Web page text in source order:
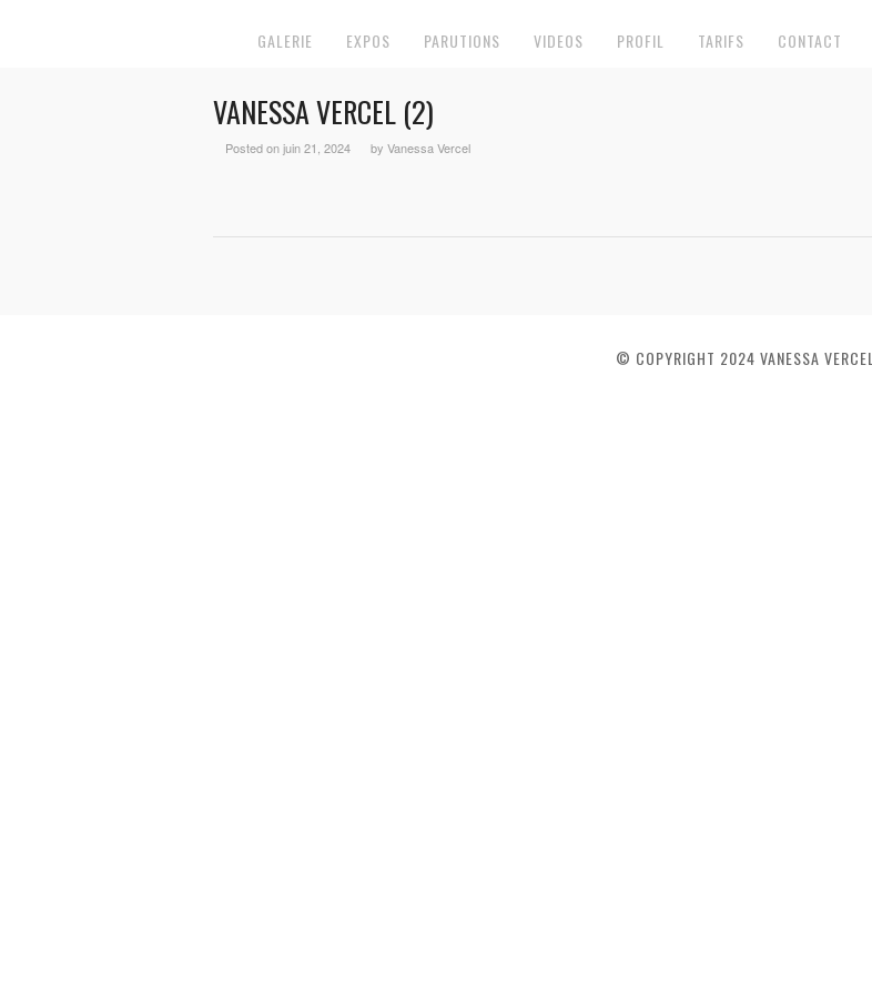
GALERIE EXPOS PARUTIONS VIDEOS PROFIL TARIFS CONTACT
VANESSA VERCEL (2)
Posted on juin 21, 2024 by Vanessa Vercel
© COPYRIGHT 2024 VANESSA VERCEL